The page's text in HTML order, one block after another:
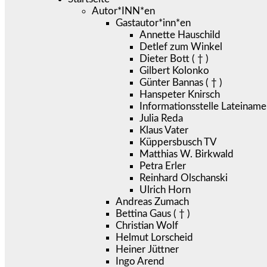
Autor*INN*en
Gastautor*inn*en
Annette Hauschild
Detlef zum Winkel
Dieter Bott ( † )
Gilbert Kolonko
Günter Bannas ( † )
Hanspeter Knirsch
Informationsstelle
Julia Reda
Klaus Vater
Küppersbusch TV
Matthias W. Birkwald
Petra Erler
Reinhard Olschanski
Ulrich Horn
Andreas Zumach
Bettina Gaus ( † )
Christian Wolf
Helmut Lorscheid
Heiner Jüttner
Ingo Arend